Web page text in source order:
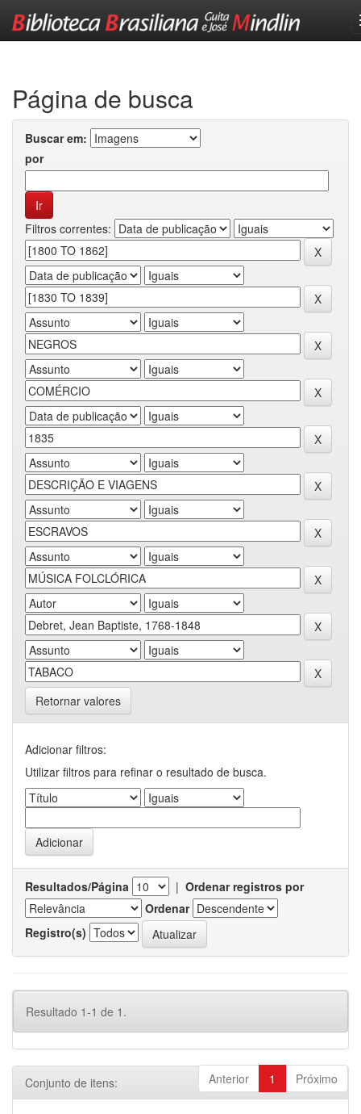
Página de busca
Buscar em:
por
Filtros correntes:
Retornar valores
Adicionar filtros:
Utilizar filtros para refinar o resultado de busca.
Resultados/Página | Ordenar registros por
Ordenar
Registro(s)
Resultado 1-1 de 1.
Anterior 1 Próximo
Conjunto de itens: